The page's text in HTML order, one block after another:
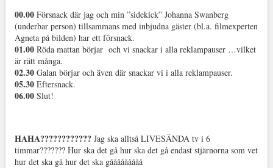
00.00Försnack där jag och min ”sidekick” Johanna Swanberg
(underbar person) tillsammans med inbjudna gäster (bl.a. filmexperten
Agneta på bilden) har ett försnack.
01.00 Röda mattan börjar och vi snackar i alla reklampauser …vilket
är rätt många.
02.30Galan börjar och även där snackar vi i alla reklampauser.
05.30 Eftersnack.
06.00Slut!
HAHA????????????Jag ska alltså LIVESÄNDA tv i 6
timmar??????? Hur ska det gå hur ska det gå endast stjärnorna som vet
hur det ska gå hur det ska gååååååååå